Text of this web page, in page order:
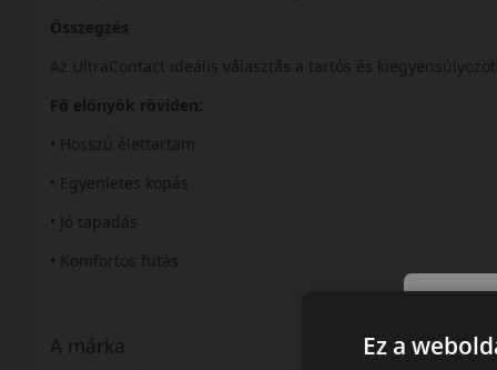
Összegzés
Az UltraContact ideális választás a tartós és
Fő előnyök röviden:
• Hosszú élettartam
• Egyenletes kopás
• Jó tapadás
• Komfortos futás
A márka Ez a